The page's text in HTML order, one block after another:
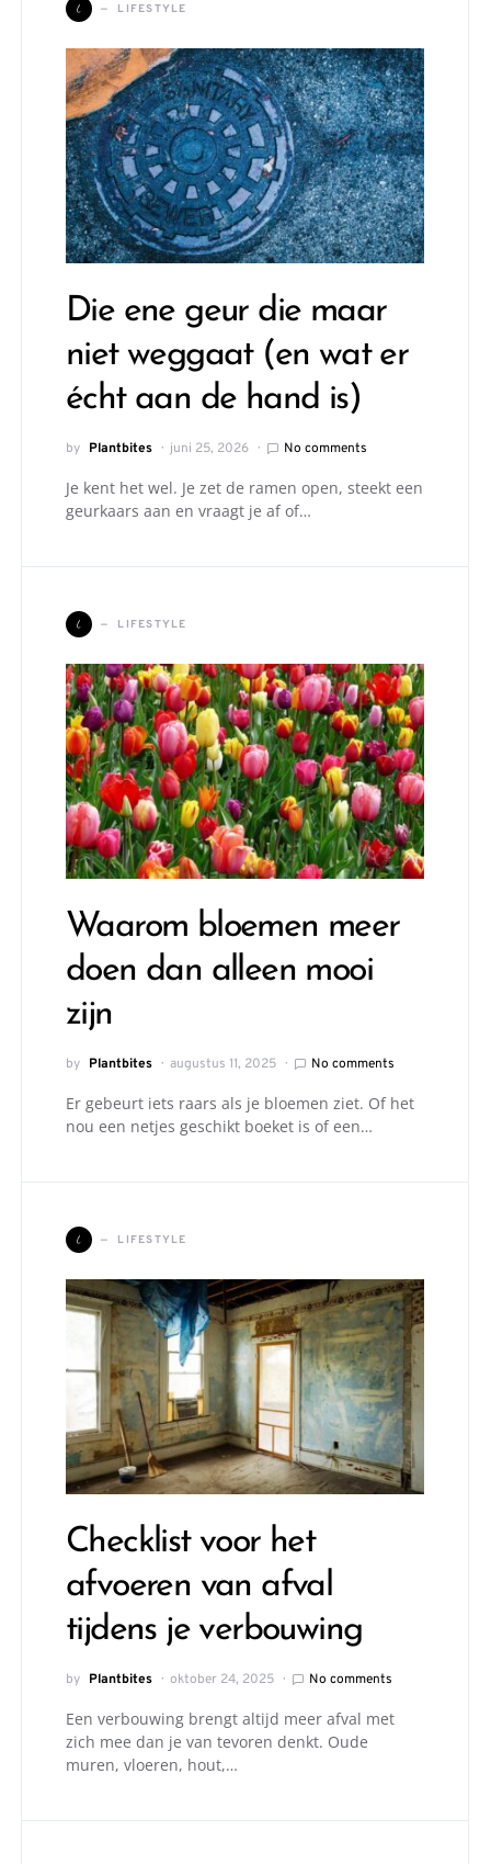
L LIFESTYLE
Die ene geur die maar
niet weggaat (en wat er
écht aan de hand is)
by Plantbites juni 25, 2026 No comments
Je kent het wel. Je zet de ramen open, steekt een
geurkaars aan en vraagt je af of…
L LIFESTYLE
Waarom bloemen meer
doen dan alleen mooi
zijn
by Plantbites augustus 11, 2025 No comments
Er gebeurt iets raars als je bloemen ziet. Of het
nou een netjes geschikt boeket is of een…
L LIFESTYLE
Checklist voor het
afvoeren van afval
tijdens je verbouwing
by Plantbites oktober 24, 2025 No comments
Een verbouwing brengt altijd meer afval met
zich mee dan je van tevoren denkt. Oude
muren, vloeren, hout,…